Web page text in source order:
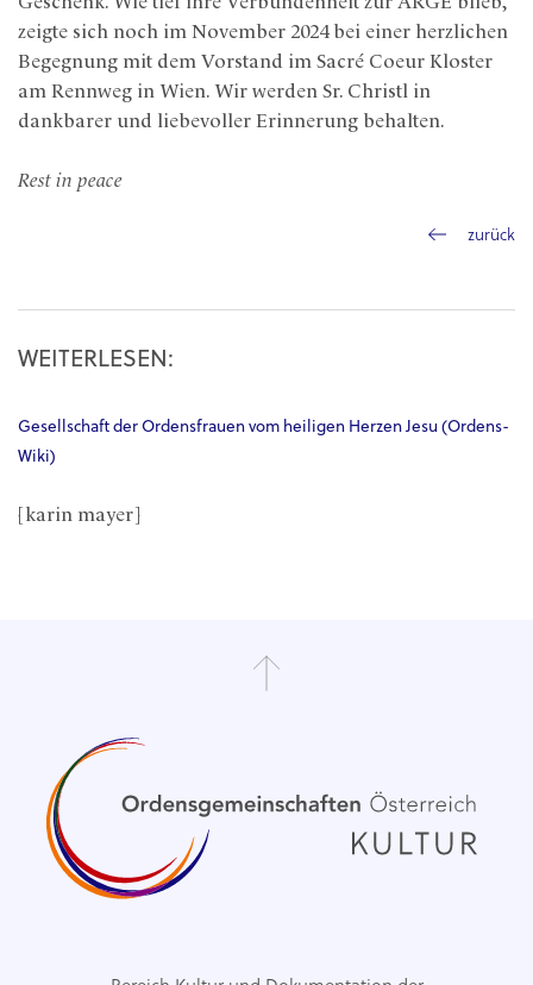
zeigte sich noch im November 2024 bei einer herzlichen
Begegnung mit dem Vorstand im Sacré Coeur Kloster
am Rennweg in Wien. Wir werden Sr. Christl in
dankbarer und liebevoller Erinnerung behalten.
Rest in peace
zurück
WEITERLESEN:
Gesellschaft der Ordensfrauen vom heiligen Herzen Jesu (Ordens-
Wiki)
[karin mayer]